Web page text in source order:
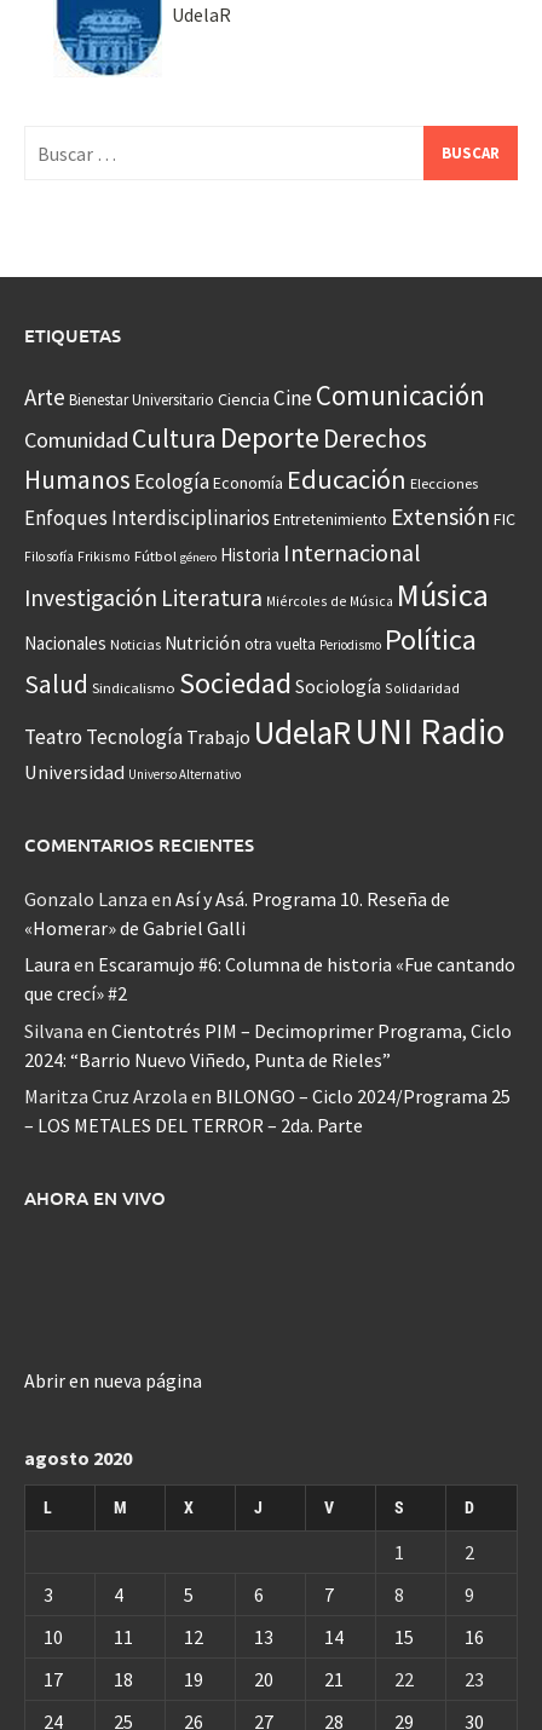
UdelaR
ETIQUETAS
Arte Bienestar Universitario Ciencia CineComunicación
Comunidad Cultura Deporte Derechos
Humanos EcologíaEconomía Educación Elecciones
Enfoques Interdisciplinarios Entretenimiento Extensión FIC
Filosofía Frikismo Fútbol género Historia Internacional
Investigación Literatura Miércoles de Música Música
Nacionales Noticias Nutrición otra vuelta Periodismo Política
Salud Sindicalismo Sociedad Sociología Solidaridad
Teatro Tecnología Trabajo UdelaRUNI Radio
Universidad Universo Alternativo
COMENTARIOS RECIENTES
Gonzalo Lanza en Así y Asá. Programa 10. Reseña de
«Homerar» de Gabriel Galli
Laura en Escaramujo #6: Columna de historia «Fue cantando
que crecí» #2
Silvana en Cientotrés PIM – Decimoprimer Programa, Ciclo
2024: “Barrio Nuevo Viñedo, Punta de Rieles”
Maritza Cruz Arzola en BILONGO – Ciclo 2024/Programa 25
– LOS METALES DEL TERROR – 2da. Parte
AHORA EN VIVO
Abrir en nueva página
agosto 2020
L M X J V S D
1
2
3
4 5 6 7 8
9
10
11 12 13 14 15
16
17
18 19 20 21 22
23
24
25 26 27 28 29 30